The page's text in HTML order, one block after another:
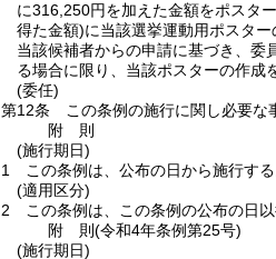
に316,250円を加えた金額をポスタ
得た金額)に当該選挙運動用ポスター
当該候補者からの申請に基づき、委
る場合に限り、当該ポスターの作成
(委任)
第12条
この条例の施行に関し必要な
附 則
(施行期日)
1
この条例は、公布の日から施行する
(適用区分)
2
この条例は、この条例の公布の日
附 則(令和4年条例第25号)
(施行期日)